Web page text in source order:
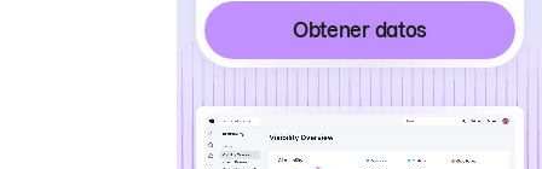
Obtener datos